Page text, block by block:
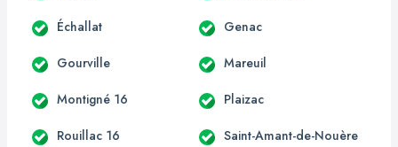
Échallat Genac
Gourville Mareuil
Montigné 16 Plaizac
Rouillac 16 Saint-Amant-de-Nouère